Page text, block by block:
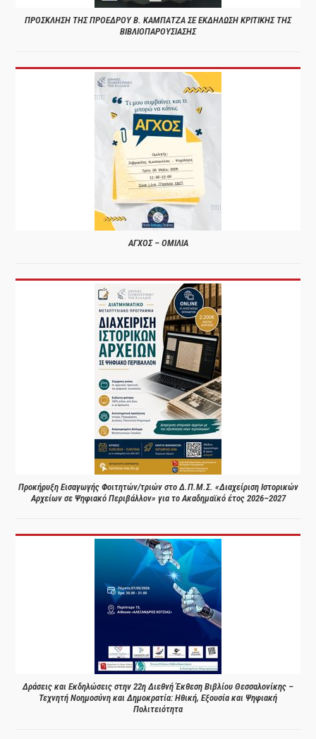
ΠΡΟΣΚΛΗΣΗ ΤΗΣ ΠΡΟΕΔΡΟΥ Β. ΚΑΜΠΑΤΖΑ ΣΕ ΕΚΔΗΛΩΣΗ ΚΡΙΤΙΚΗΣ ΤΗΣ
ΒΙΒΛΙΟΠΑΡΟΥΣΙΑΣΗΣ
ΑΓΧΟΣ – ΟΜΙΛΙΑ
Προκήρυξη Εισαγωγής Φοιτητών/τριών στο Δ.Π.Μ.Σ. «Διαχείριση Ιστορικών
Αρχείων σε Ψηφιακό Περιβάλλον» για το Ακαδημαϊκό έτος 2026–2027
Δράσεις και Εκδηλώσεις στην 22η Διεθνή Έκθεση Βιβλίου Θεσσαλονίκης –
Τεχνητή Νοημοσύνη και Δημοκρατία: Ηθική, Εξουσία και Ψηφιακή
Πολιτειότητα